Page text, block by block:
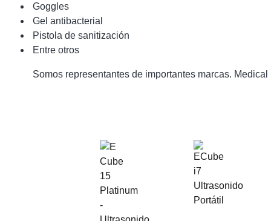
Goggles
Gel antibacterial
Pistola de sanitización
Entre otros
Somos representantes de importantes marcas.